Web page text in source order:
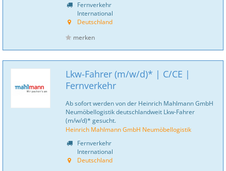
Fernverkehr
International
Deutschland
merken
Lkw-Fahrer (m/w/d)* | C/CE |
Fernverkehr
Ab sofort werden von der Heinrich Mahlmann GmbH
Neumöbellogistik deutschlandweit Lkw-Fahrer
(m/w/d)* gesucht.
Heinrich Mahlmann GmbH Neumöbellogistik
Fernverkehr
International
Deutschland